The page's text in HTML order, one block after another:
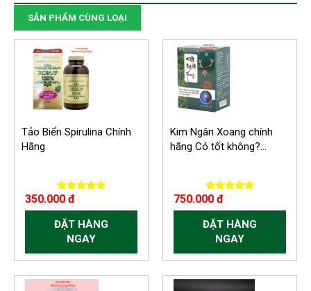
SẢN PHẨM CÙNG LOẠI
Tảo Biển Spirulina Chính
Hãng
350.000 đ
ĐẶT HÀNG
NGAY
Kim Ngân Xoang chính
hãng Có tốt không?...
750.000 đ
ĐẶT HÀNG
NGAY